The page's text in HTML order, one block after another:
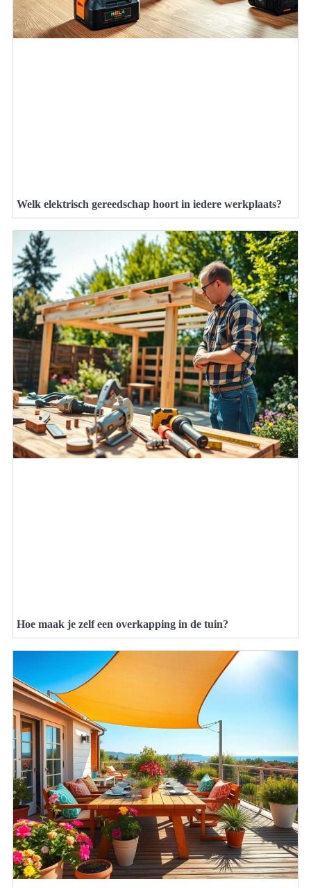
Welk elektrisch gereedschap hoort in iedere werkplaats?
Hoe maak je zelf een overkapping in de tuin?